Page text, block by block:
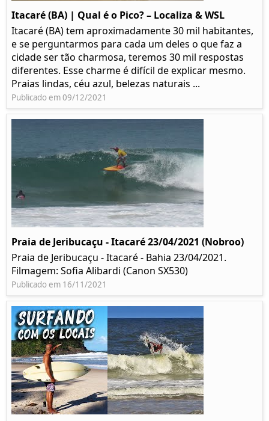
Itacaré (BA) | Qual é o Pico? – Localiza & WSL​​
Itacaré (BA) tem aproximadamente 30 mil habitantes,
e se perguntarmos para cada um deles o que faz a
cidade ser tão charmosa, teremos 30 mil respostas
diferentes. Esse charme é difícil de explicar mesmo.
Praias lindas, céu azul, belezas naturais ...
Publicado em 09/12/2021
Praia de Jeribucaçu - Itacaré 23/04/2021 (Nobroo)
Praia de Jeribucaçu - Itacaré - Bahia 23/04/2021.
Filmagem: Sofia Alibardi (Canon SX530)
Publicado em 16/11/2021